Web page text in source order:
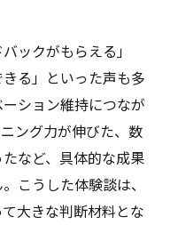
ックがもらえる」
る」といった声も多
ション維持につなが
ング力が伸びた、数
など、具体的な成果
こうした体験談は、
大きな判断材料とな